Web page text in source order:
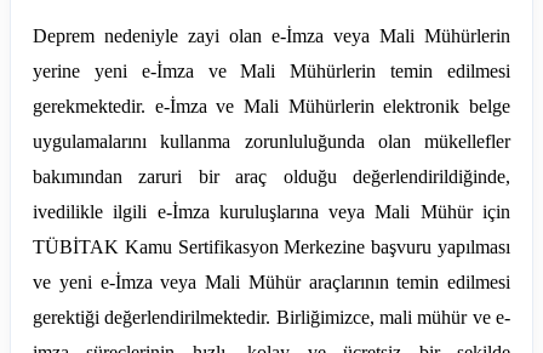
Deprem nedeniyle zayi olan e-İmza veya Mali Mühürlerin
yerine yeni e-İmza ve Mali Mühürlerin temin edilmesi
gerekmektedir. e-İmza ve Mali Mühürlerin elektronik belge
uygulamalarını kullanma zorunluluğunda olan mükellefler
bakımından zaruri bir araç olduğu değerlendirildiğinde,
ivedilikle ilgili e-İmza kuruluşlarına veya Mali Mühür için
TÜBİTAK Kamu Sertifikasyon Merkezine başvuru yapılması
ve yeni e-İmza veya Mali Mühür araçlarının temin edilmesi
gerektiği değerlendirilmektedir. Birliğimizce, mali mühür ve e-